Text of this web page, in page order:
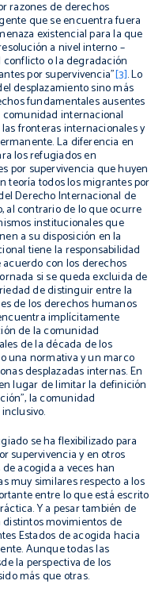
razones de derechos
que se encuentra fuera
existencial para la que
a nivel interno –
o la degradación
por supervivencia”[3]. Lo
desplazamiento sino más
fundamentales ausentes
internacional
fronteras internacionales y
La diferencia en
los refugiados en
por supervivencia que huyen
teoría todos los migrantes por
Derecho Internacional de
al contrario de lo que ocurre
institucionales que
a su disposición en la
tiene la responsabilidad
con los derechos
si se queda excluida de
de distinguir entre la
de los derechos humanos
implícitamente
de la comunidad
de la década de los
una normativa y un marco
desplazadas internas. En
lugar de limitar la definición
la comunidad
se ha flexibilizado para
supervivencia y en otros
acogida a veces han
muy similares respecto a los
entre lo que está escrito
Y a pesar también de
movimientos de
Estados de acogida hacia
Aunque todas las
la perspectiva de los
más que otras.